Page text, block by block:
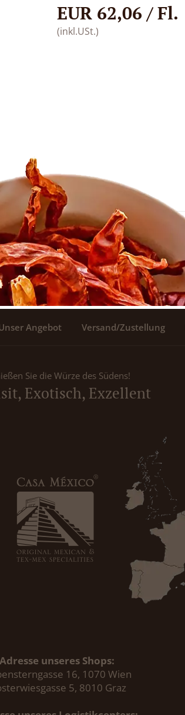
EUR 62,06 / Fl.
(inkl.USt.)
Angebot Versand/Zustellung
Sie die Würze des Südens!
Exotisch, Exzellent
Adresse unseres Shops:
16, 1070 Wien
5, 8010 Graz